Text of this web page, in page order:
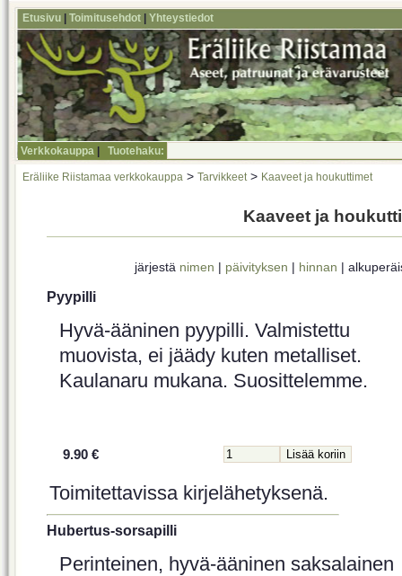
Etusivu Toimitusehdot Yhteystiedot
Verkkokauppa Tuotehaku:
Eräliike Riistamaa verkkokauppa > Tarvikkeet > Kaaveet ja houkuttimet
Kaaveet ja
järjestä nimen | päivityksen | hinnan |
Pyypilli
Hyvä-ääninen pyypilli. Valmistettu
muovista, ei jäädy kuten metalliset.
Kaulanaru mukana. Suosittelemme.
9.90 €
Toimitettavissa kirjelähetyksenä.
Hubertus-sorsapilli
Perinteinen, hyvä-ääninen saksalainen